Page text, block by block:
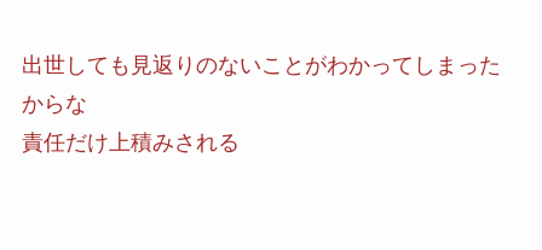
出世しても見返りのないことがわかってしまった
からな
責任だけ上積みされる